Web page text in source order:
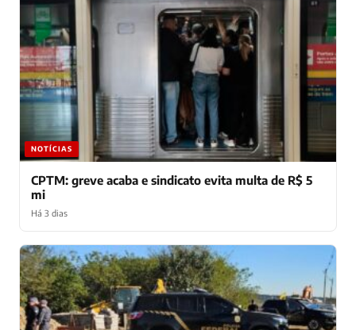
NOTÍCIAS
CPTM: greve acaba e sindicato evita multa de R$ 5
mi
Há 3 dias